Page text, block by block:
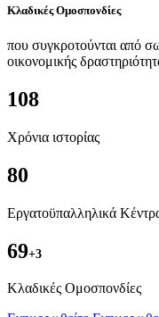
Κλαδικές Ομοσπονδίες
που συγκροτούνται από
οικονομικής
108
Χρόνια ιστορίας
80
Εργατοϋπαλληλικά
69+3
Kλαδικές Ομοσπονδίες